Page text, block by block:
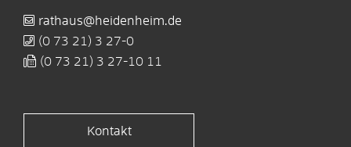
rathaus@heidenheim.de
(0 73 21) 3 27-0
(0 73 21) 3 27-10 11
Kontakt